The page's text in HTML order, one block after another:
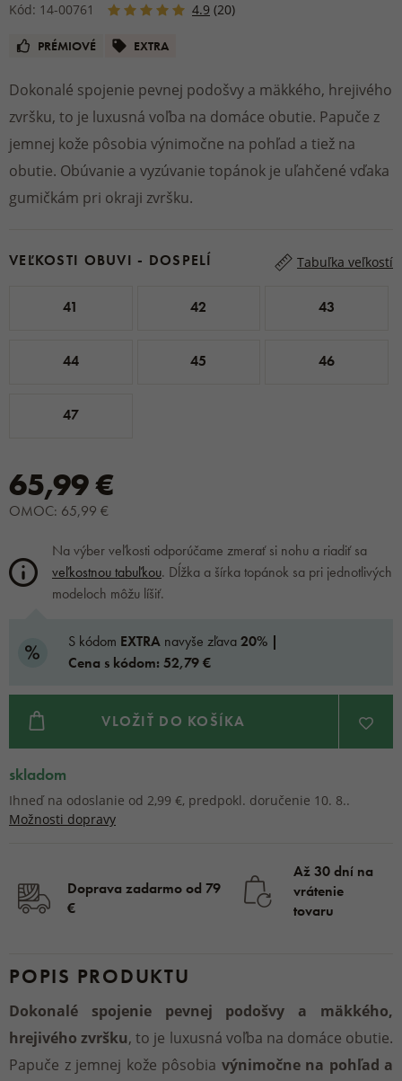
Kód: 14-00761 4.9 (20)
PRÉMIOVÉ EXTRA
Dokonalé spojenie pevnej podošvy a mäkkého, hrejivého
zvršku, to je luxusná voľba na domáce obutie. Papuče z
jemnej kože pôsobia výnimočne na pohľad a tiež na
obutie. Obúvanie a vyzúvanie topánok je uľahčené vďaka
gumičkám pri okraji zvršku.
VEĽKOSTI OBUVI - DOSPELÍ Tabuľka veľkostí
41 42 43
44 45 46
47
65,99 €
OMOC: 65,99 €
Na výber veľkosti odporúčame zmerať si nohu a riadiť sa
veľkostnou tabuľkou. Dĺžka a šírka topánok sa pri jednotlivých
modeloch môžu líšiť.
S kódom EXTRA navyše zľava20% |
Cena s kódom: 52,79 €
VLOŽIŤ DO KOŠÍKA
skladom
Ihneď na odoslanie od 2,99 €, predpokl. doručenie 10. 8..
Možnosti dopravy
Doprava zadarmo od 79
€
Až 30 dní na
vrátenie
tovaru
POPIS PRODUKTU
Dokonalé spojenie pevnej podošvy a mäkkého,
hrejivého zvršku, to je luxusná voľba na domáce obutie.
Papuče z jemnej kože pôsobia výnimočne na pohľad a